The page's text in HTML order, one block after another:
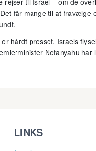
rejser til Israel – om de
får mange til at fravælge
hårdt presset. Israels
Netanyahu
LINKS